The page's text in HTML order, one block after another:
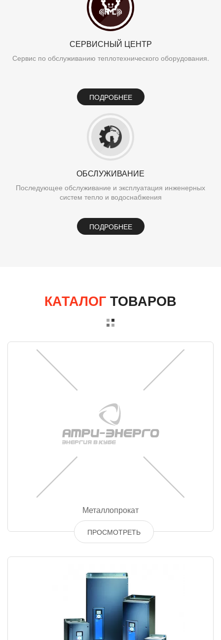
СЕРВИСНЫЙ ЦЕНТР
Сервис по обслуживанию теплотехнического оборудования.
ПОДРОБНЕЕ
ОБСЛУЖИВАНИЕ
Последующее обслуживание и эксплуатация инженерных
систем тепло и водоснабжения
ПОДРОБНЕЕ
КАТАЛОГ ТОВАРОВ
Металлопрокат
ПРОСМОТРЕТЬ